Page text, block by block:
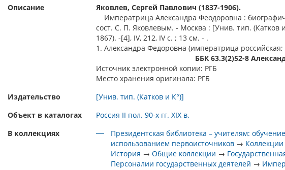
Описание
Яковлев, Сергей Павлович (1837-1906).
Императрица Александра Феодоровна :
сост. С. П. Яковлевым. - Москва : [Унив. тип. (Катков
1867). -[4], IV, 212, IV с. ; 13 см. - .
1. Александра Федоровна (императрица российская;
ББК 63.3(2)52-8
Источник электронной копии: РГБ
Место хранения оригинала: РГБ
Издательство
[Унив. тип. (Катков и К°)]
Объект в каталогах
Россия II пол. 90-х гг. XIX в.
В коллекциях
Президентская библиотека – учителям:
использованием первоисточников → Коллекции
История →Общие коллекции →
Персоналии государственных деятелей →